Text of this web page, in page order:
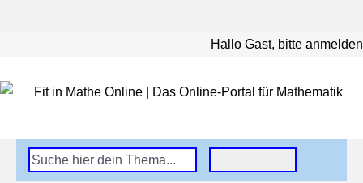
Hallo Gast, bitte anmelden